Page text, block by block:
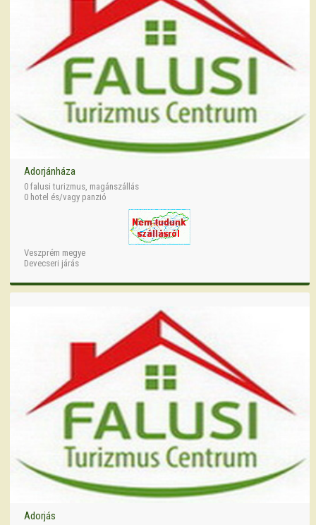
Adorjánháza
0 falusi turizmus, magánszállás
0 hotel és/vagy panzió
Veszprém megye
Devecseri járás
Adorjás